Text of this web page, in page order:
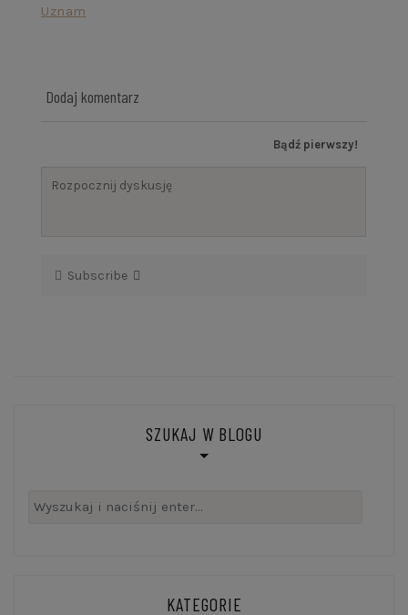
Uznam
Dodaj komentarz
Bądź pierwszy!
Subscribe
SZUKAJ W BLOGU
Szukaj:
KATEGORIE